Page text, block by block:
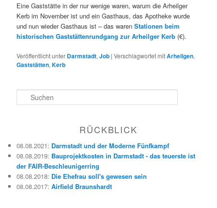
Eine Gaststätte in der nur wenige waren, warum die Arheilger
Kerb im November ist und ein Gasthaus, das Apotheke wurde
und nun wieder Gasthaus ist – das warenStationen beim
historischen Gaststättenrundgang zur Arheilger Kerb (€).
Veröffentlicht unter Darmstadt,Job |Verschlagwortet mitArheilgen,
Gaststätten,Kerb
u
RÜCKBLICK
08.08.2021: Darmstadt und der Moderne Fünfkampf
08.08.2019: Bauprojektkosten in Darmstadt - das teuerste ist
der FAIR-Beschleunigerring
08.08.2018: Die Ehefrau soll's gewesen sein
08.08.2017:Airfield Braunshardt